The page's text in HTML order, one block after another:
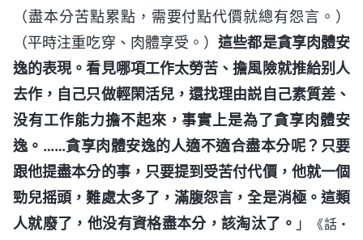
（盡本分苦點累點，需要付點代價就總有怨言。）
（平時注重吃穿、肉體享受。）這些都是貪享肉體安
逸的表現。看見哪項工作太勞苦、擔風險就推給别人
去作，自己只做輕閑活兒，還找理由説自己素質差、
没有工作能力擔不起來，事實上是為了貪享肉體安
逸。……貪享肉體安逸的人適不適合盡本分呢？只要
跟他提盡本分的事，只要提到受苦付代價，他就一個
勁兒摇頭，難處太多了，滿腹怨言，全是消極。這類
人就廢了，他没有資格盡本分，該淘汰了。 」
《話・